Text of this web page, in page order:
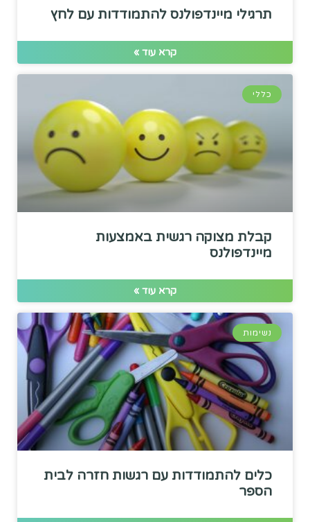
תרגילי מיינדפולנס להתמודדות עם לחץ
קרא עוד »
כללי
קבלת מצוקה רגשית באמצעות
מיינדפולנס
קרא עוד »
נשימות
כלים להתמודדות עם רגשות חזרה לבית
הספר